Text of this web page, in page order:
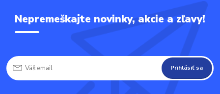
Nepremeškajte novinky, akcie a zľavy!
Prihlásiť sa